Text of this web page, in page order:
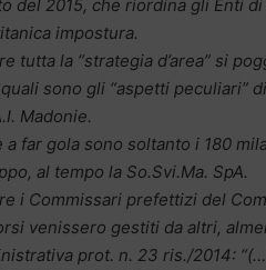
del 2015, che riordina gli Enti di
impostura.
tutta la “strategia d’area” si
sono gli “aspetti peculiari”
Madonie.
a far gola sono soltanto i 180
al tempo la So.Svi.Ma. SpA.
i Commissari prefettizi del
venissero gestiti da altri,
prot. n. 23 ris./2014: